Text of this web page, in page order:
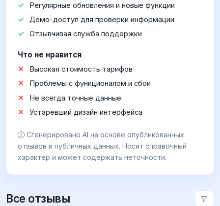
Регулярные обновления и новые функции
Демо-доступ для проверки информации
Отзывчивая служба поддержки
Что не нравится
Высокая стоимость тарифов
Проблемы с функционалом и сбои
Не всегда точные данные
Устаревший дизайн интерфейса
Сгенерировано AI на основе опубликованных
отзывов и публичных данных. Носит справочный
характер и может содержать неточности.
Все отзывы